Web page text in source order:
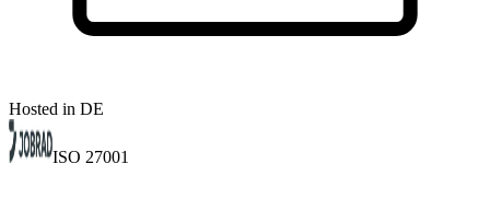
Hosted in DE
ISO 27001